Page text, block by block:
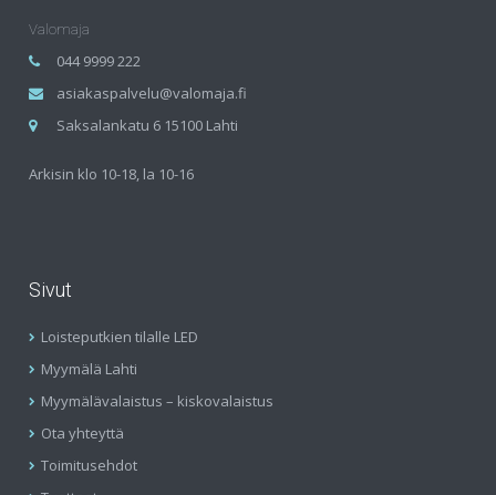
Valomaja
044 9999 222
asiakaspalvelu@valomaja.fi
Saksalankatu 6 15100 Lahti
Arkisin klo 10-18, la 10-16
Sivut
Loisteputkien tilalle LED
Myymälä Lahti
Myymälävalaistus – kiskovalaistus
Ota yhteyttä
Toimitusehdot